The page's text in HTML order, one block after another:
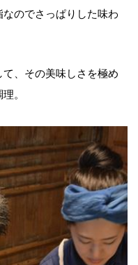
のでさっぱりした味わ
、その美味しさを極め
。